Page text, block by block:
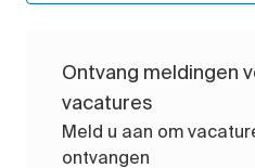
Ontvang meldingen
vacatures
Meld u aan om
ontvangen